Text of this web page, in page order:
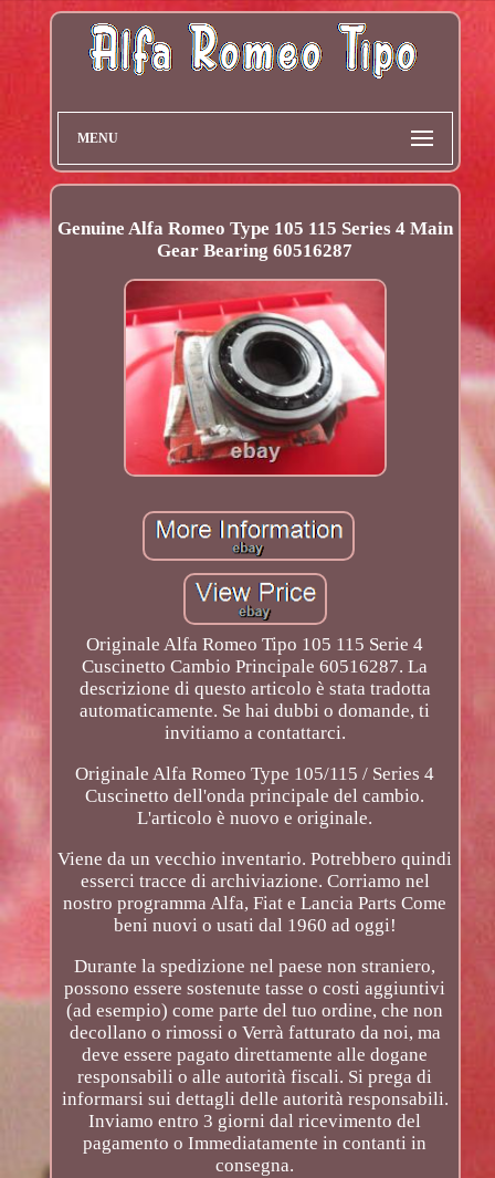
MENU
Genuine Alfa Romeo Type 105 115 Series 4 Main
Gear Bearing 60516287
Originale Alfa Romeo Tipo 105 115 Serie 4
Cuscinetto Cambio Principale 60516287. La
descrizione di questo articolo è stata tradotta
automaticamente. Se hai dubbi o domande, ti
invitiamo a contattarci.
Originale Alfa Romeo Type 105/115 / Series 4
Cuscinetto dell'onda principale del cambio.
L'articolo è nuovo e originale.
Viene da un vecchio inventario. Potrebbero quindi
esserci tracce di archiviazione. Corriamo nel
nostro programma Alfa, Fiat e Lancia Parts Come
beni nuovi o usati dal 1960 ad oggi!
Durante la spedizione nel paese non straniero,
possono essere sostenute tasse o costi aggiuntivi
(ad esempio) come parte del tuo ordine, che non
decollano o rimossi o Verrà fatturato da noi, ma
deve essere pagato direttamente alle dogane
responsabili o alle autorità fiscali. Si prega di
informarsi sui dettagli delle autorità responsabili.
Inviamo entro 3 giorni dal ricevimento del
pagamento o Immediatamente in contanti in
consegna.